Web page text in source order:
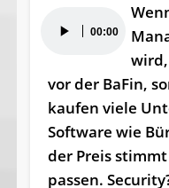
Player 00:00
vor der BaFin,
kaufen viele
Software wie
der Preis
passen.